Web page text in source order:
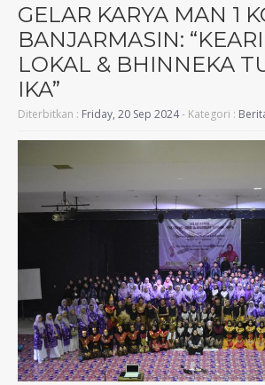
GELAR KARYA MAN 1
BANJARMASIN:
LOKAL & BHINNEKA
IKA”
Diterbitkan : Friday, 20 Sep 2024- Kategori :